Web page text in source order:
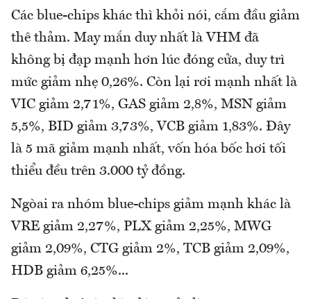
Các blue-chips khác thì khỏi nói, cắm đầu giảm
thê thảm. May mắn duy nhất là VHM đã
không bị đạp mạnh hơn lúc đóng cửa, duy trì
mức giảm nhẹ 0,26%. Còn lại rơi mạnh nhất là
VIC giảm 2,71%, GAS giảm 2,8%, MSN giảm
5,5%, BID giảm 3,73%, VCB giảm 1,83%. Đây
là 5 mã giảm mạnh nhất, vốn hóa bốc hơi tối
thiểu đều trên 3.000 tỷ đồng.
Ngòai ra nhóm blue-chips giảm mạnh khác là
VRE giảm 2,27%, PLX giảm 2,25%, MWG
giảm 2,09%, CTG giảm 2%, TCB giảm 2,09%,
HDB giảm 6,25%...